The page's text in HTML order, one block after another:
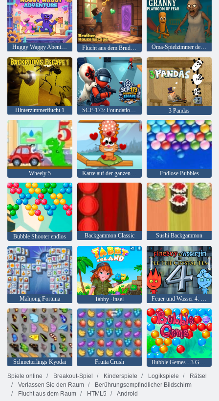
Huggy Waggy Abenteuer Flucht aus dem Bruderhaus Oma-Spielzimmer der Angst
Hinterzimmerflucht 1 SCP-173: Foundation-Flucht 3 Pandas
Wheely 5 Katze auf der ganzen Welt - Alpenseen Endlose Bubbles
Bubble Shooter endlos Backgammon Classic Sushi Backgammon
Mahjong Fortuna Tabby -Insel Feuer und Wasser 4: Kristalltempel
Schmetterlings Kyodai Fruita Crush
Bubble Gemes - 3 Gewinnt
Spiele online
Breakout-Spiel Kinderspiele Logikspiele
Rätsel
Verlassen Sie den Raum
Berührungsempfindlicher Bildschirm
Flucht aus dem Raum
HTML5 Android